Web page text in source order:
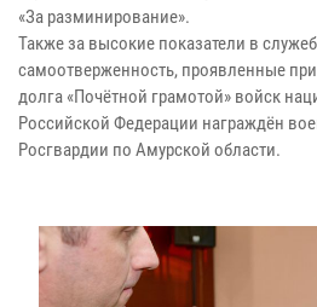
«За разминирование».
Также за высокие показатели в
самоотверженность, проявленные
долга «Почётной грамотой» войск
Российской Федерации награждён
Росгвардии по Амурской области.